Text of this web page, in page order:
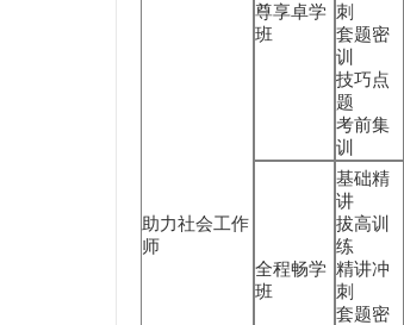
助力社会工作
师
尊享卓学
班
刺
套题密
训
技巧点
题
考前集
训
全程畅学
班
基础精
讲
拔高训
练
精讲冲
刺
套题密